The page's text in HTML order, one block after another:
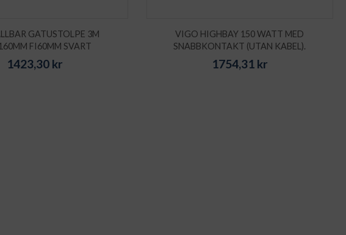
GATUSTOLPE 3M
FI60MM SVART
1423,30 kr
VIGO HIGHBAY 150 WATT MED
SNABBKONTAKT (UTAN KABEL).
1754,31 kr